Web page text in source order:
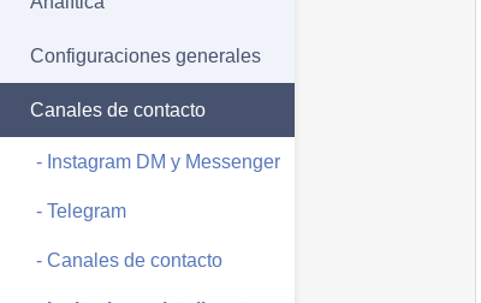
Configuraciones generales
Canales de contacto
- Instagram DM y Messenger
- Telegram
- Canales de contacto